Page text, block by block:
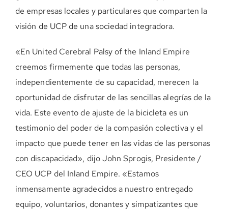
de empresas locales y particulares que comparten la
visión de UCP de una sociedad integradora.
«En United Cerebral Palsy of the Inland Empire
creemos firmemente que todas las personas,
independientemente de su capacidad, merecen la
oportunidad de disfrutar de las sencillas alegrías de la
vida. Este evento de ajuste de la bicicleta es un
testimonio del poder de la compasión colectiva y el
impacto que puede tener en las vidas de las personas
con discapacidad», dijo John Sprogis, Presidente /
CEO UCP del Inland Empire. «Estamos
inmensamente agradecidos a nuestro entregado
equipo, voluntarios, donantes y simpatizantes que